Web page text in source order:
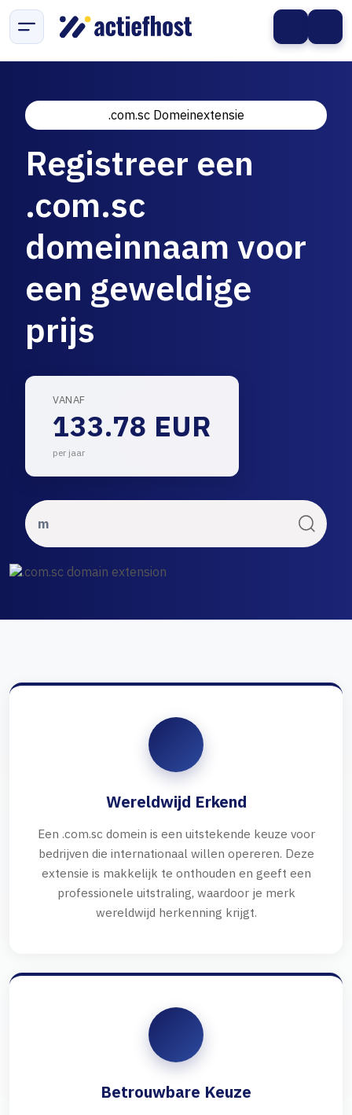
.com.sc Domeinextensie
Registreer een
.com.sc
domeinnaam voor
een geweldige
prijs
VANAF
133.78 EUR
per jaar
Wereldwijd Erkend
Een .com.sc domein is een uitstekende keuze voor
bedrijven die internationaal willen opereren. Deze
extensie is makkelijk te onthouden en geeft een
professionele uitstraling, waardoor je merk
wereldwijd herkenning krijgt.
Betrouwbare Keuze